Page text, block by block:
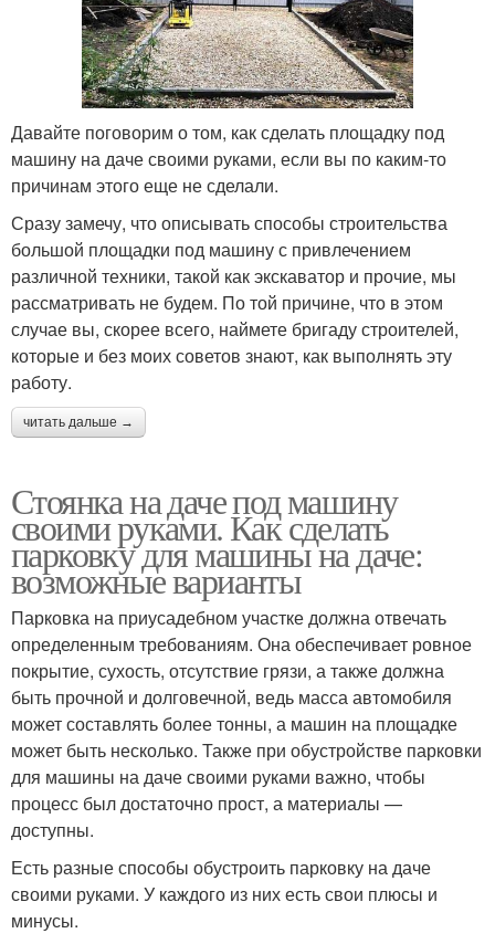
Давайте поговорим о том, как сделать площадку под
машину на даче своими руками, если вы по каким-то
причинам этого еще не сделали.
Сразу замечу, что описывать способы строительства
большой площадки под машину с привлечением
различной техники, такой как экскаватор и прочие, мы
рассматривать не будем. По той причине, что в этом
случае вы, скорее всего, наймете бригаду строителей,
которые и без моих советов знают, как выполнять эту
работу.
читать дальше →
Стоянка на даче под машину
своими руками. Как сделать
парковку для машины на даче:
возможные варианты
Парковка на приусадебном участке должна отвечать
определенным требованиям. Она обеспечивает ровное
покрытие, сухость, отсутствие грязи, а также должна
быть прочной и долговечной, ведь масса автомобиля
может составлять более тонны, а машин на площадке
может быть несколько. Также при обустройстве парковки
для машины на даче своими руками важно, чтобы
процесс был достаточно прост, а материалы —
доступны.
Есть разные способы обустроить парковку на даче
своими руками. У каждого из них есть свои плюсы и
минусы.